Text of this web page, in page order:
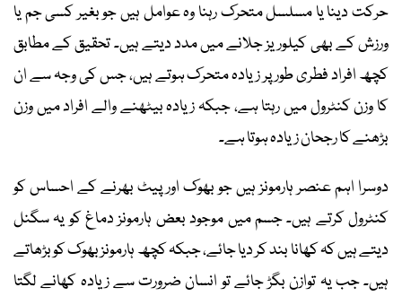
حرکت دینا یا مسلسل متحرک رہنا وہ عوامل ہیں جو بغیر کسی جم یا
ورزش کے بھی کیلوریز جلانے میں مدد دیتے ہیں۔ تحقیق کے مطابق
کچھ افراد فطری طور پر زیادہ متحرک ہوتے ہیں، جس کی وجہ سے ان
کا وزن کنٹرول میں رہتا ہے، جبکہ زیادہ بیٹھنے والے افراد میں وزن
بڑھنے کا رجحان زیادہ ہوتا ہے۔
دوسرا اہم عنصر ہارمونز ہیں جو بھوک اور پیٹ بھرنے کے احساس کو
کنٹرول کرتے ہیں۔ جسم میں موجود بعض ہارمونز دماغ کو یہ سگنل
دیتے ہیں کہ کھانا بند کر دیا جائے، جبکہ کچھ ہارمونز بھوک کو بڑھاتے
ہیں۔ جب یہ توازن بگڑ جائے تو انسان ضرورت سے زیادہ کھانے لگتا